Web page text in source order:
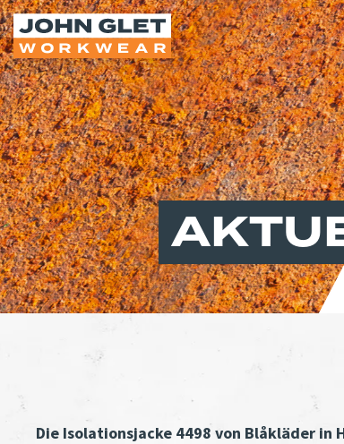
Die Isolationsjacke 4498 von Blåkläder in